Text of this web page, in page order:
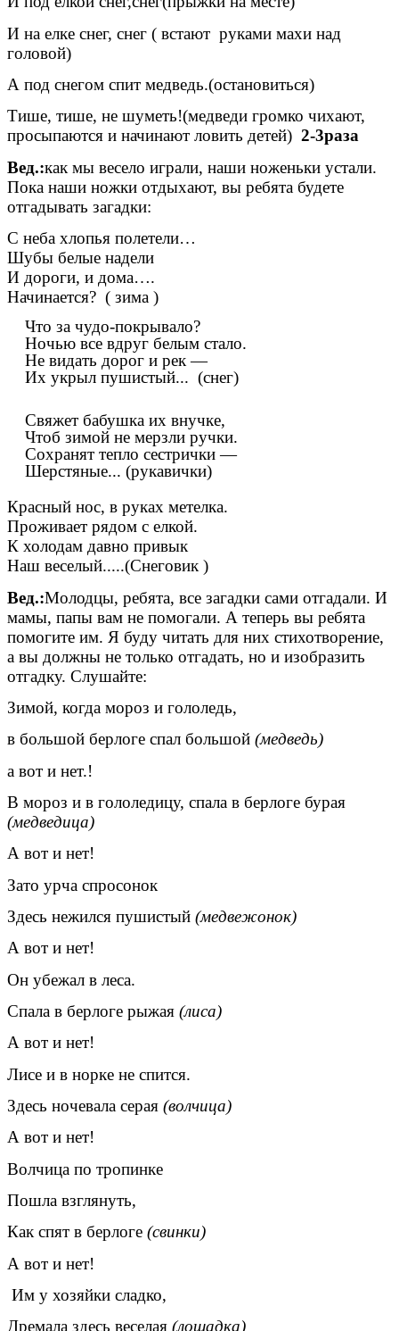
И на елке снег, снег ( встают руками махи над
головой)
А под снегом спит медведь.(остановиться)
Тише, тише, не шуметь!(медведи громко чихают,
просыпаются и начинают ловить детей) 2-3раза
Вед.:как мы весело играли, наши ноженьки устали.
Пока наши ножки отдыхают, вы ребята будете
отгадывать загадки:
С неба хлопья полетели…
Шубы белые надели
И дороги, и дома….
Начинается? ( зима )
Что за чудо-покрывало?
Ночью все вдруг белым стало.
Не видать дорог и рек —
Их укрыл пушистый... (снег)
Свяжет бабушка их внучке,
Чтоб зимой не мерзли ручки.
Сохранят тепло сестрички —
Шерстяные... (рукавички)
Красный нос, в руках метелка.
Проживает рядом с елкой.
К холодам давно привык
Наш веселый.....(Снеговик )
Вед.:Молодцы, ребята, все загадки сами отгадали. И
мамы, папы вам не помогали. А теперь вы ребята
помогите им. Я буду читать для них стихотворение,
а вы должны не только отгадать, но и изобразить
отгадку. Слушайте:
Зимой, когда мороз и гололедь,
в большой берлоге спал большой (медведь)
а вот и нет.!
В мороз и в гололедицу, спала в берлоге бурая
(медведица)
А вот и нет!
Зато урча спросонок
Здесь нежился пушистый (медвежонок)
А вот и нет!
Он убежал в леса.
Спала в берлоге рыжая (лиса)
А вот и нет!
Лисе и в норке не спится.
Здесь ночевала серая (волчица)
А вот и нет!
Волчица по тропинке
Пошла взглянуть,
Как спят в берлоге (свинки)
А вот и нет!
Им у хозяйки сладко,
Дремала здесь веселая (лошадка)